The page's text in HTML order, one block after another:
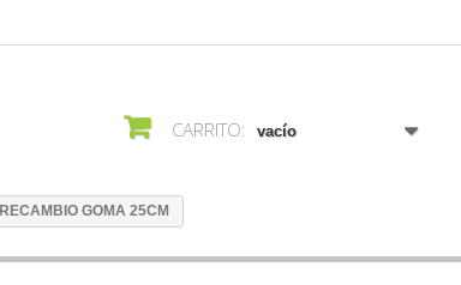
CARRITO: vacío
RECAMBIO GOMA 25CM